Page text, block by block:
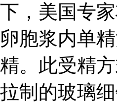
下，美国专
卵胞浆内单
精。此受精
拉制的玻璃